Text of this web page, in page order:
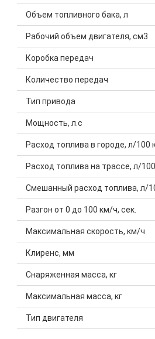
Объем топливного бака, л
Рабочий объем двигателя, см3
Коробка передач
Количество передач
Тип привода
Мощность, л.с
Расход топлива в городе, л/100
Расход топлива на трассе, л/
Смешанный расход топлива, л/
Разгон от 0 до 100 км/ч, сек.
Максимальная скорость, км/ч
Клиренс, мм
Снаряженная масса, кг
Максимальная масса, кг
Тип двигателя